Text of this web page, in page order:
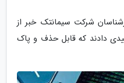
شرکت سیمانتک خبر از
دادند که قابل حذف و پاک